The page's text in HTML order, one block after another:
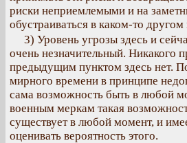
риски неприемлемыми и на
обустраиваться в каком-то другом
3) Уровень угрозы здесь и
очень незначительный. Никакого
предыдущим пунктом здесь нет.
мирного времени в принципе
сама возможность быть в любой
военным меркам такая
существует в любой момент, и
оценивать вероятность этого.